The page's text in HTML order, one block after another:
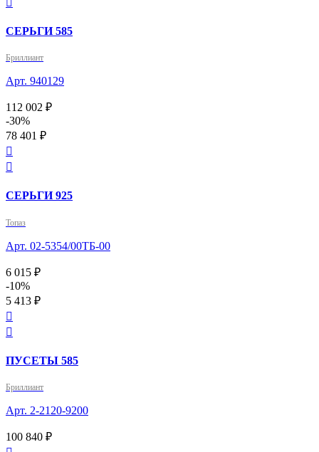
СЕРЬГИ 585
Бриллиант
Арт. 940129
112 002 ₽
-30%
78 401 ₽


СЕРЬГИ 925
Топаз
Арт. 02-5354/00ТБ-00
6 015 ₽
-10%
5 413 ₽


ПУСЕТЫ 585
Бриллиант
Арт. 2-2120-9200
100 840 ₽